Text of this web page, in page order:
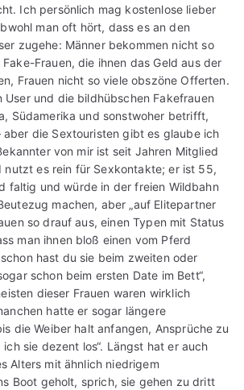
Ich persönlich mag kostenlose lieber
man oft hört, dass es an den
zugehe: Männer bekommen nicht so
Frauen, die ihnen das Geld aus der
Frauen nicht so viele obszöne Offerten.
User und die bildhübschen Fakefrauen
Südamerika und sonstwoher betrifft,
aber die Sextouristen gibt es glaube ich
von mir ist seit Jahren Mitglied
nutzt es rein für Sexkontakte; er ist 55,
faltig und würde in der freien Wildbahn
machen, aber „auf Elitepartner
so drauf aus, einen Typen mit Status
man ihnen bloß einen vom Pferd
hast du sie beim zweiten oder
schon beim ersten Date im Bett“,
dieser Frauen waren wirklich
hatte er sogar längere
die Weiber halt anfangen, Ansprüche zu
sie dezent los“. Längst hat er auch
Alters mit ähnlich niedrigem
Boot geholt, sprich, sie gehen zu dritt